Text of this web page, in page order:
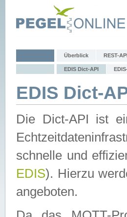
Überblick REST-
EDIS Dict-API
EDIS Dict-
Die Dict-API ist
schnelle und
EDIS). Hierzu
angeboten.